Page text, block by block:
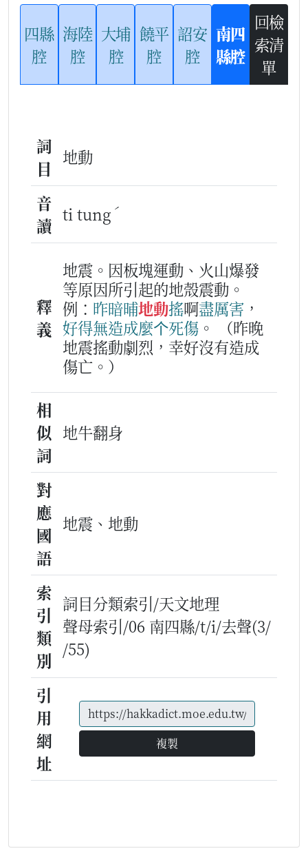
四縣
腔
海陸
腔
大埔
腔
饒平
腔
詔安
腔
南四
縣腔
回檢
索清
單
詞
目
地動
音
讀
ti tung ˊ
釋
義
地震。因板塊運動、火山爆發
等原因所引起的地殼震動。
例： 昨暗晡地動搖啊盡厲害 ，
好得無造成麼个死傷 。
（昨晚
地震搖動劇烈，幸好沒有造成
傷亡。）
相
似
詞
地牛翻身
對
應
國
語
地震、地動
索
引
類
別
詞目分類索引/天文地理
聲母索引/06 南四縣/t/i/去聲(3/
/55)
引
用
網
址
複製